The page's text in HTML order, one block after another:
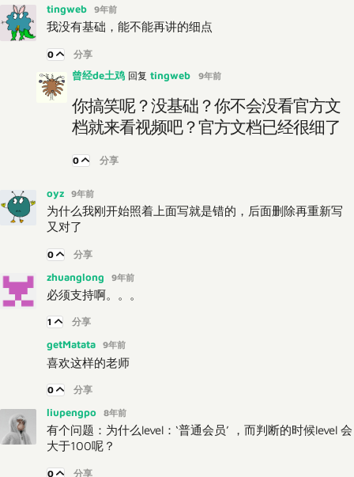
tingweb 9年前
我没有基础，能不能再讲的细点
0 分享
曾经de土鸡 回复 tingweb 9年前
你搞笑呢？没基础？你不会没看官方文
档就来看视频吧？官方文档已经很细了
0 分享
oyz 9年前
为什么我刚开始照着上面写就是错的，后面删除再重新写
又对了
0 分享
zhuanglong 9年前
必须支持啊。。。
1 分享
getMatata 9年前
喜欢这样的老师
0 分享
liupengpo 8年前
有个问题：为什么level：‘普通会员’ ，而判断的时候level 会
大于100呢？
0 分享